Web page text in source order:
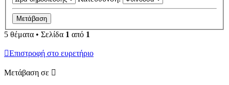
5 θέματα • Σελίδα 1 από 1
Επιστροφή στο ευρετήριο
Μετάβαση σε